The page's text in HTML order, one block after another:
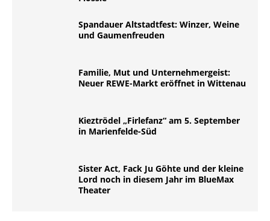
Spandauer Altstadtfest: Winzer, Weine
und Gaumenfreuden
Familie, Mut und Unternehmergeist:
Neuer REWE-Markt eröffnet in Wittenau
Kieztrödel „Firlefanz“ am 5. September
in Marienfelde-Süd
Sister Act, Fack Ju Göhte und der kleine
Lord noch in diesem Jahr im BlueMax
Theater